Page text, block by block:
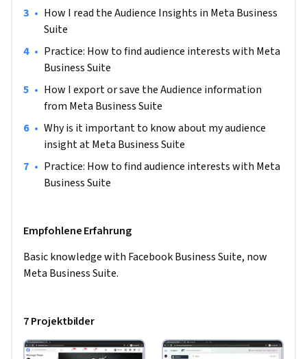
project is for you if you want to learn about everything Meta
Business Suite offers in your audience area. We are going to
practice and put hands-on work on what we learn. Be
prepared to learn a lot and practice for your next project.
• How I read the Audience Insights in Meta Business
Suite
• Practice: How to find audience interests with Meta
Business Suite
• How I export or save the Audience information
from Meta Business Suite
• Why is it important to know about my audience
insight at Meta Business Suite
• Practice: How to find audience interests with Meta
Business Suite
Empfohlene Erfahrung
Basic knowledge with Facebook Business Suite, now
Meta Business Suite.
7 Projektbilder